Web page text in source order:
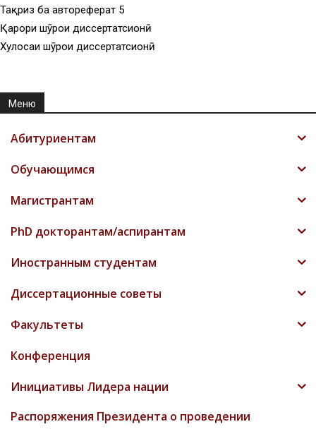
Тақриз ба автореферат 5
Қарори шӯрои диссертатсионӣ
Хулосаи шӯрои диссертатсионӣ
Меню
Абитуриентам
Обучающимся
Магистрантам
PhD докторантам/аспирантам
Иностранным студентам
Диссертационные советы
Факультеты
Конференция
Инициативы Лидера нации
Распоряжения Президента о проведении